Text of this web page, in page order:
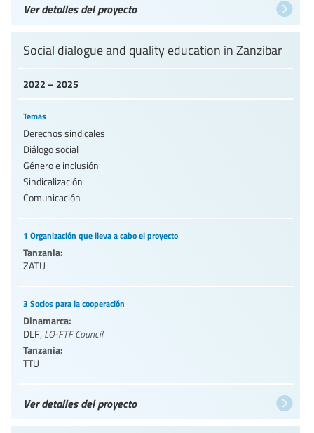
Ver detalles del proyecto
2022 – 2025
Social dialogue and quality education in Zanzibar
Temas
Derechos sindicales
Diálogo social
Género e inclusión
Sindicalización
Comunicación
1 Organización que lleva a cabo el proyecto
Tanzania:
ZATU
3 Socios para la cooperación
Dinamarca:
DLF, LO-FTF Council
Tanzania:
TTU
Ver detalles del proyecto